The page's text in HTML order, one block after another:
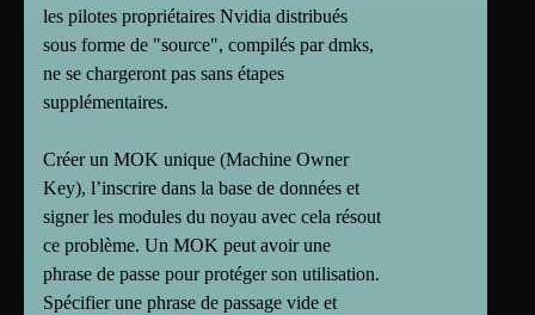
les pilotes propriétaires Nvidia distribués
sous forme de "source", compilés par dmks,
ne se chargeront pas sans étapes
supplémentaires.
Créer un MOK unique (Machine Owner
Key), l’inscrire dans la base de données et
signer les modules du noyau avec cela résout
ce problème. Un MOK peut avoir une
phrase de passe pour protéger son utilisation.
Spécifier une phrase de passage vide et